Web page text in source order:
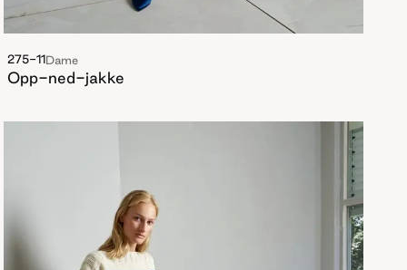
275-11Dame
Opp-ned-jakke